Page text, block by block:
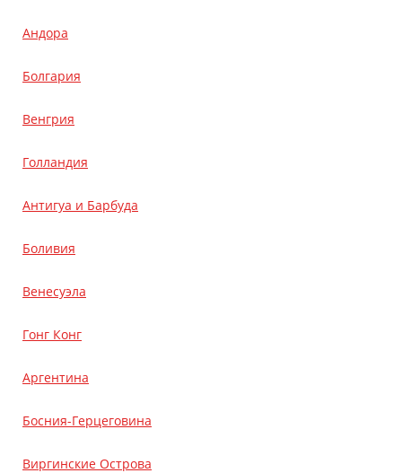
Андора
Болгария
Венгрия
Голландия
Антигуа и Барбуда
Боливия
Венесуэла
Гонг Конг
Аргентина
Босния-Герцеговина
Виргинские Острова